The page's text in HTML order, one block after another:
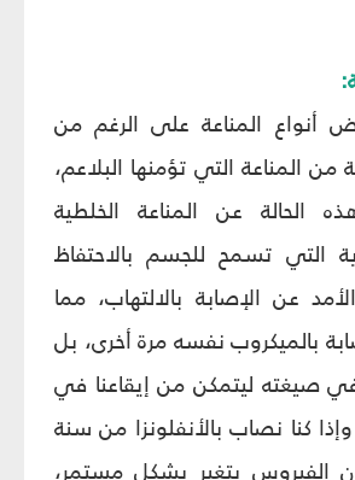
أنواع المناعة على الرغم من
من المناعة التي تؤمنها البلاعم،
الحالة عن المناعة الخلطية
التي تسمح للجسم بالاحتفاظ
عن الإصابة بالالتهاب، مما
بالميكروب نفسه مرة أخرى، بل
صيغته ليتمكن من إيقاعنا في
كنا نصاب بالأنفلونزا من سنة
الفيروس يتغير بشكل مستمر،